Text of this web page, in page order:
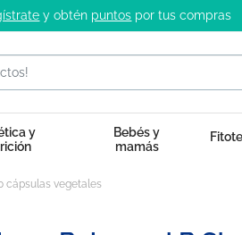
y obtén puntos por tus compras
y
Bebés y
mamás
cápsulas vegetales